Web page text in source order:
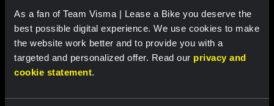
As a fan of Team Visma | Lease a Bike you deserve the
best possible digital experience. We use cookies to make
the website work better and to provide you with a
targeted and personalized offer. Read our privacy and
cookie statement.
Lease a Bike
Lease a Bike